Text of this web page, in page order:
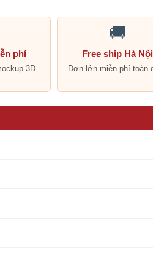
phí
3D
🚚
Free ship Hà Nội
Đơn lớn miễn phí toàn